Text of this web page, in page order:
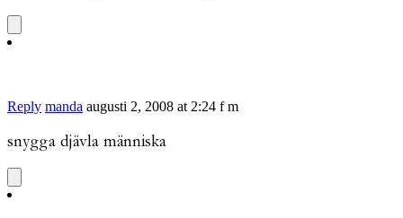
Reply manda augusti 2, 2008 at 2:24 f m
snygga djävla människa